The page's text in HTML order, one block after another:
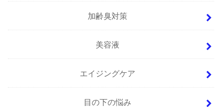
加齢臭対策
美容液
エイジングケア
目の下の悩み